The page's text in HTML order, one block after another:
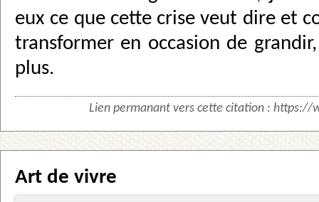
eux ce que cette crise veut dire et
transformer en occasion de
plus.
Lien permanant vers cette citation : https://
Art de vivre